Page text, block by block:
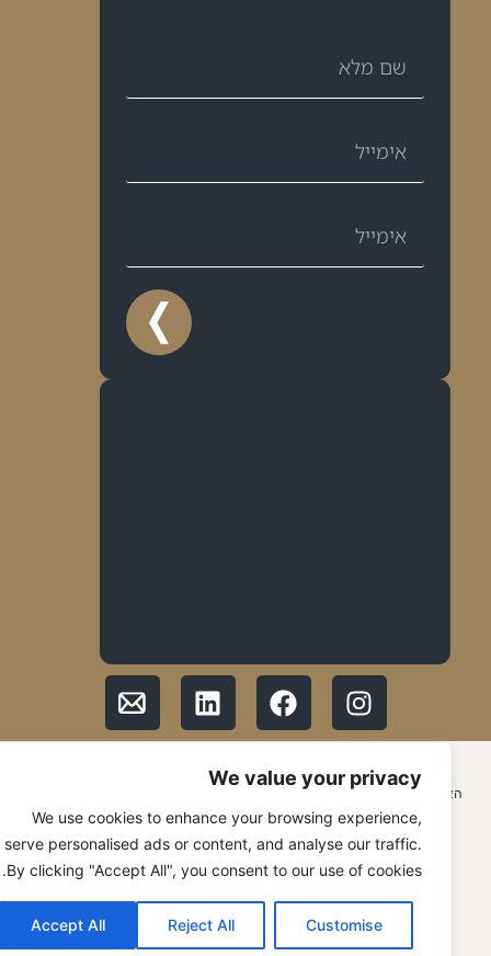
We value your privacy
We use cookies to enhance your browsing experience,
serve personalised ads or content, and analyse our traffic.
By clicking "Accept All", you consent to our use of cookies.
Customise
Reject All
Accept All
האתר נבנה ע״י עדן וייס – סיסטם להצלחה edenweiss.co.il